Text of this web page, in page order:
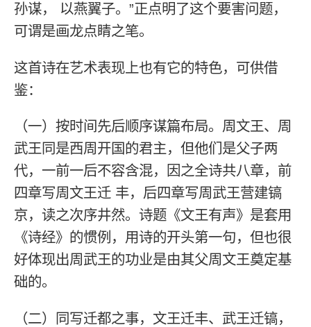
孙谋， 以燕翼子。”正点明了这个要害问题，
可谓是画龙点睛之笔。
这首诗在艺术表现上也有它的特色，可供借
鉴：
（一）按时间先后顺序谋篇布局。周文王、周
武王同是西周开国的君主，但他们是父子两
代，一前一后不容含混，因之全诗共八章，前
四章写周文王迁 丰，后四章写周武王营建镐
京，读之次序井然。诗题《文王有声》是套用
《诗经》的惯例，用诗的开头第一句，但也很
好体现出周武王的功业是由其父周文王奠定基
础的。
（二）同写迁都之事，文王迁丰、武王迁镐，